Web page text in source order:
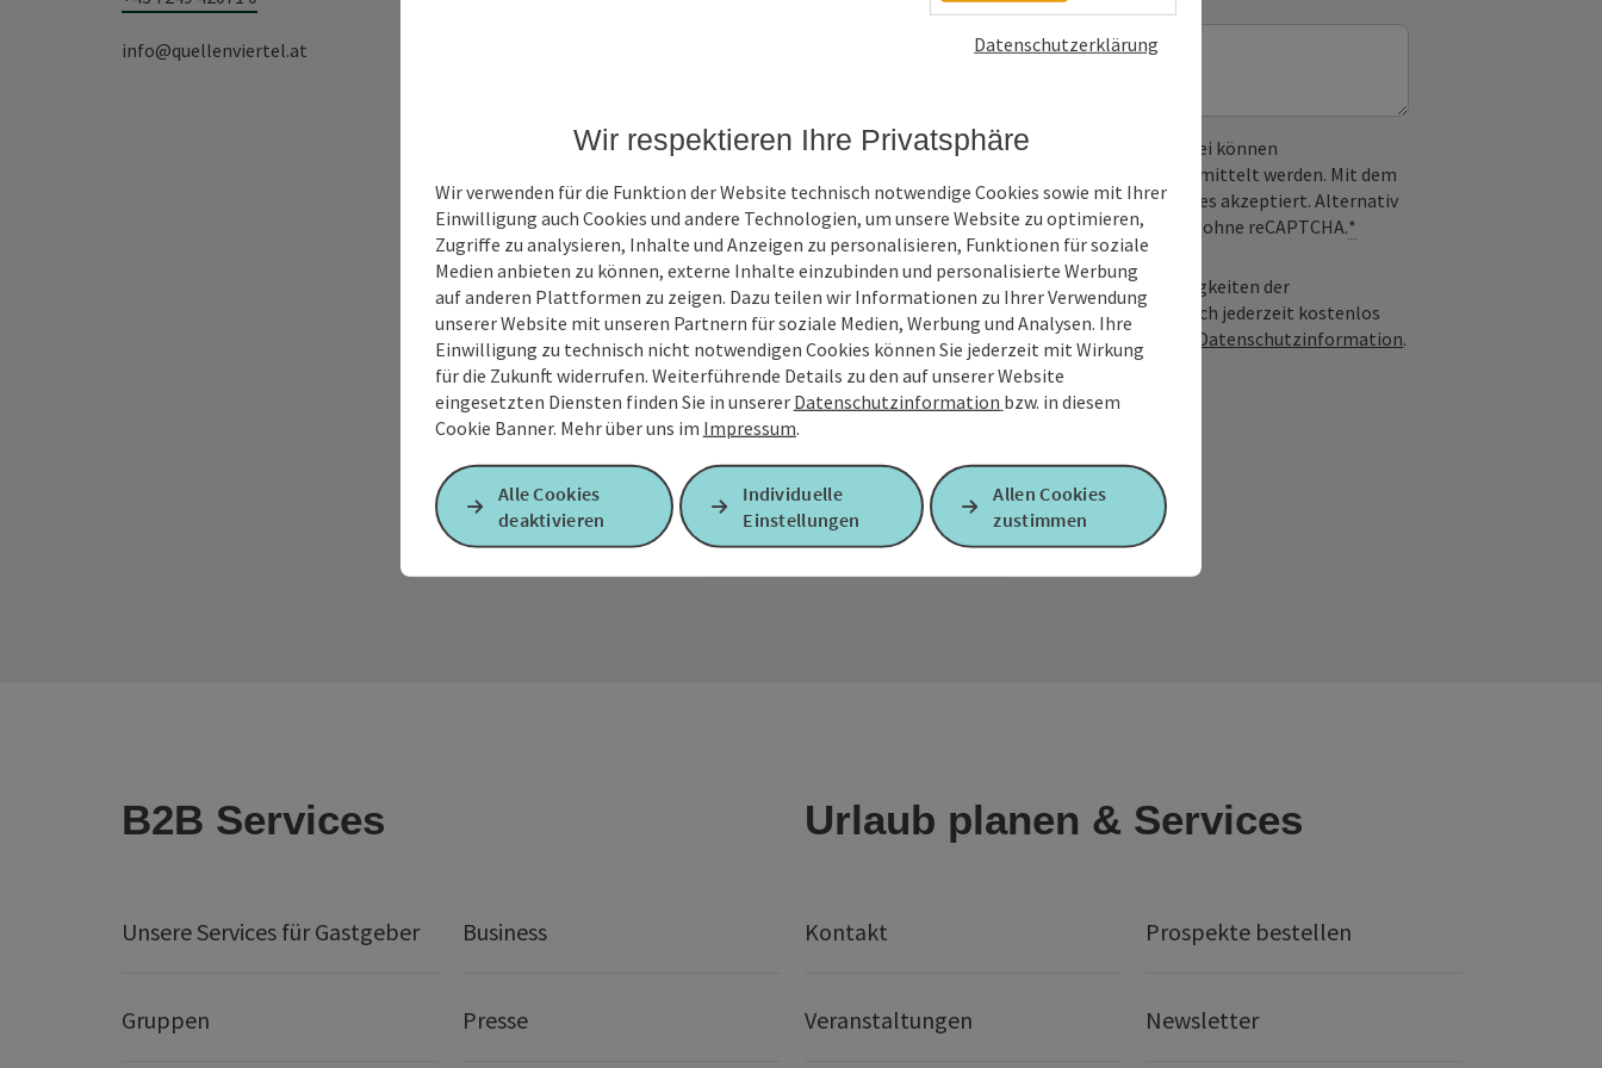
info@quellenviertel.at
Zum Schutz vor Spam wird Google reCAPTCHA verwendet. Dabei können
personenbezogene Daten (z. B. die IP-Adresse) an Google übermittelt werden. Mit dem
Absenden des Formulars werden die dafür erforderlichen Cookies akzeptiert. Alternativ
ist eine Kontaktaufnahme jederzeit per E-Mail möglich – ganz ohne reCAPTCHA.*
Ja, ich möchte den Newsletter mit Infos zu Angeboten und Neuigkeiten der
Urlaubsregion Quellenviertel erhalten. Diese Einwilligung kann ich jederzeit kostenlos
mit Wirkung für die Zukunft widerrufen. Weitere Infos in unserer
Datenschutzinformation.
Senden
B2B Services
Unsere Services für Gastgeber Business
Gruppen Presse
Urlaub planen & Services
Kontakt Prospekte bestellen
Veranstaltungen Newsletter
Datenschutzerklärung
Wir respektieren Ihre Privatsphäre
Wir verwenden für die Funktion der Website technisch notwendige Cookies sowie mit Ihrer
Einwilligung auch Cookies und andere Technologien, um unsere Website zu optimieren,
Zugriffe zu analysieren, Inhalte und Anzeigen zu personalisieren, Funktionen für soziale
Medien anbieten zu können, externe Inhalte einzubinden und personalisierte Werbung
auf anderen Plattformen zu zeigen. Dazu teilen wir Informationen zu Ihrer Verwendung
unserer Website mit unseren Partnern für soziale Medien, Werbung und Analysen. Ihre
Einwilligung zu technisch nicht notwendigen Cookies können Sie jederzeit mit Wirkung
für die Zukunft widerrufen. Weiterführende Details zu den auf unserer Website
eingesetzten Diensten finden Sie in unserer Datenschutzinformation bzw. in diesem
Cookie Banner. Mehr über uns im Impressum.
Alle Cookies
deaktivieren
Individuelle
Einstellungen
Allen Cookies
zustimmen